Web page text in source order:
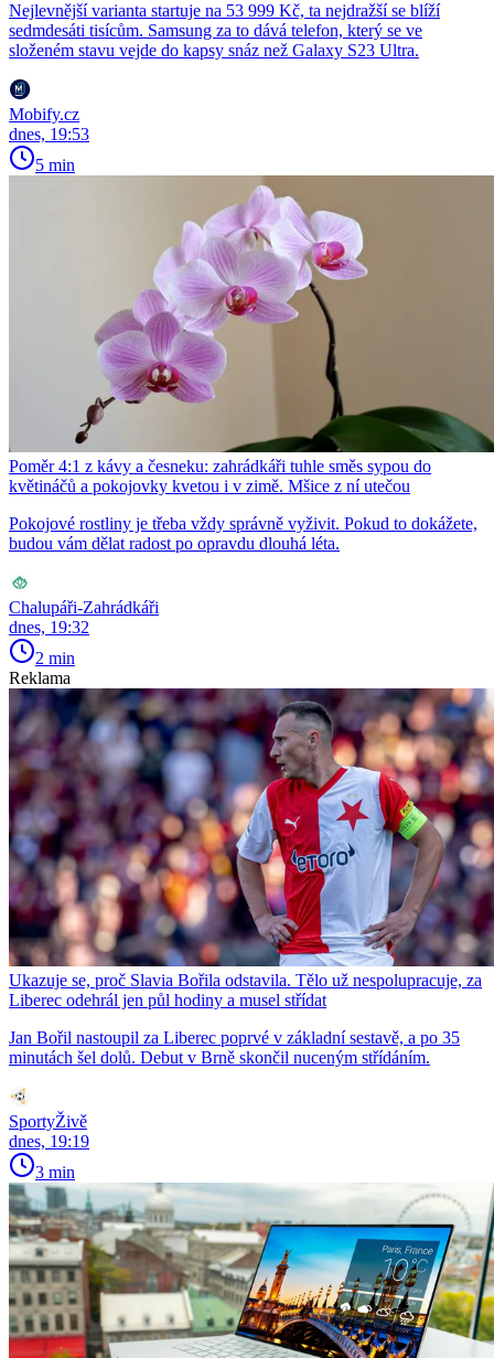
Nejlevnější varianta startuje na 53 999 Kč, ta nejdražší se blíží
sedmdesáti tisícům. Samsung za to dává telefon, který se ve
složeném stavu vejde do kapsy snáz než Galaxy S23 Ultra.
Mobify.cz
dnes, 19:53
5 min
Poměr 4:1 z kávy a česneku: zahrádkáři tuhle směs sypou do
květináčů a pokojovky kvetou i v zimě. Mšice z ní utečou
Pokojové rostliny je třeba vždy správně vyživit. Pokud to dokážete,
budou vám dělat radost po opravdu dlouhá léta.
Chalupáři-Zahrádkáři
dnes, 19:32
2 min
Reklama
Ukazuje se, proč Slavia Bořila odstavila. Tělo už nespolupracuje, za
Liberec odehrál jen půl hodiny a musel střídat
Jan Bořil nastoupil za Liberec poprvé v základní sestavě, a po 35
minutách šel dolů. Debut v Brně skončil nuceným střídáním.
SportyŽivě
dnes, 19:19
3 min